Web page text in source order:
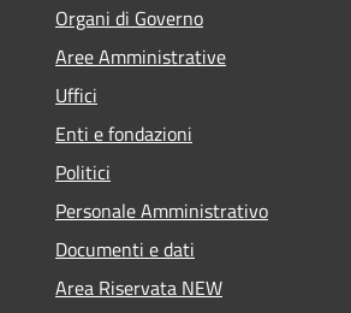
Organi di Governo
Aree Amministrative
Uffici
Enti e fondazioni
Politici
Personale Amministrativo
Documenti e dati
Area Riservata NEW